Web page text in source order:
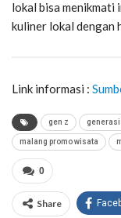
lokal bisa menikmati
kuliner lokal dengan
Link informasi :
gen z generasi
malang promo wisata
0
Share